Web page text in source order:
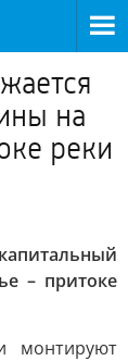
на
реки
– притоке
монтируют